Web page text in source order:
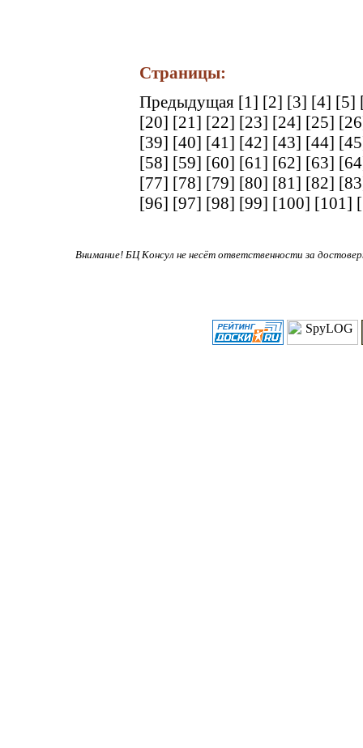
Страницы:
Предыдущая [1] [2] [3] [4] [5]
[20] [21] [22] [23] [24] [25]
[39] [40] [41] [42] [43] [44]
[58] [59] [60] [61] [62] [63]
[77] [78] [79] [80] [81] [82]
[96] [97] [98] [99] [100] [101]
Внимание! БЦ Консул не несёт ответственности за